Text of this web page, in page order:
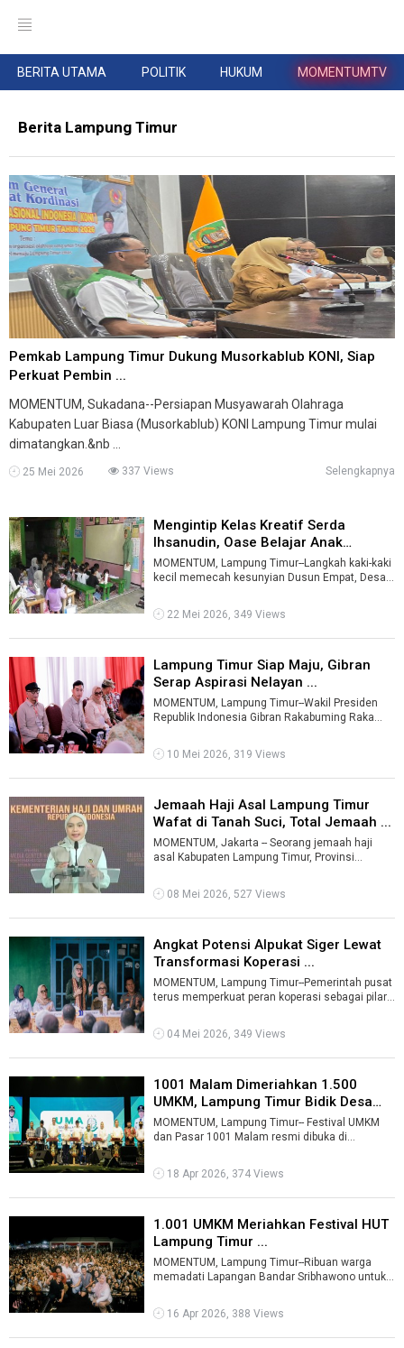
BERITA UTAMA POLITIK HUKUM MOMENTUMTV
Berita Lampung Timur
Pemkab Lampung Timur Dukung Musorkablub KONI, Siap
Perkuat Pembin ...
MOMENTUM, Sukadana--Persiapan Musyawarah Olahraga
Kabupaten Luar Biasa (Musorkablub) KONI Lampung Timur mulai
dimatangkan.&nb ...
25 Mei 2026 337 Views Selengkapnya
Mengintip Kelas Kreatif Serda
Ihsanudin, Oase Belajar Anak
Lampun ...
MOMENTUM, Lampung Timur--Langkah kaki-kaki
kecil memecah kesunyian Dusun Empat, Desa
22 Mei 2026, 349 Views
Lampung Timur Siap Maju, Gibran
Serap Aspirasi Nelayan ...
MOMENTUM, Lampung Timur--Wakil Presiden
Republik Indonesia Gibran Rakabuming Raka
(KNM ...
10 Mei 2026, 319 Views
Jemaah Haji Asal Lampung Timur
Wafat di Tanah Suci, Total Jemaah ...
MOMENTUM, Jakarta -- Seorang jemaah haji
asal Kabupaten Lampung Timur, Provinsi
08 Mei 2026, 527 Views
Angkat Potensi Alpukat Siger Lewat
Transformasi Koperasi ...
MOMENTUM, Lampung Timur--Pemerintah pusat
terus memperkuat peran koperasi sebagai pilar
04 Mei 2026, 349 Views
1001 Malam Dimeriahkan 1.500
UMKM, Lampung Timur Bidik Desa
Mandi ...
MOMENTUM, Lampung Timur-- Festival UMKM
dan Pasar 1001 Malam resmi dibuka di
2026). K ...
18 Apr 2026, 374 Views
1.001 UMKM Meriahkan Festival HUT
Lampung Timur ...
MOMENTUM, Lampung Timur--Ribuan warga
memadati Lapangan Bandar Sribhawono untuk
Tahu ...
16 Apr 2026, 388 Views